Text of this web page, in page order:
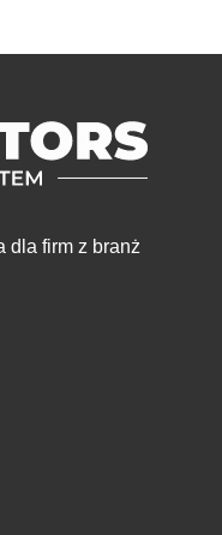
dla firm z branż